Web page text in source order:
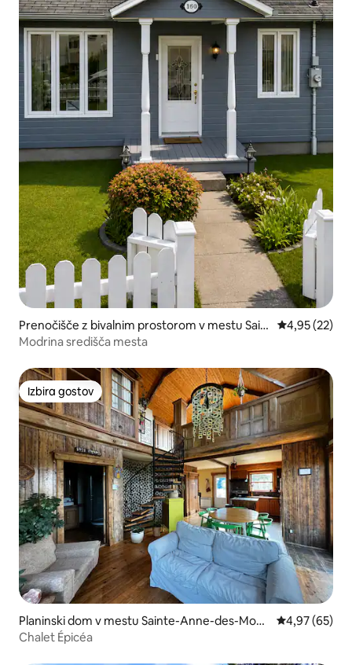
Prenočišče z bivalnim prostorom v mestu Sain
te-Anne-des-Monts
Povprečna
4,95 (22)
Modrina središča mesta
Izbira gostov
Izbira gostov
Planinski dom v mestu Sainte-Anne-des-Mont
s
Povprečna
4,97 (65)
Chalet Épicéa